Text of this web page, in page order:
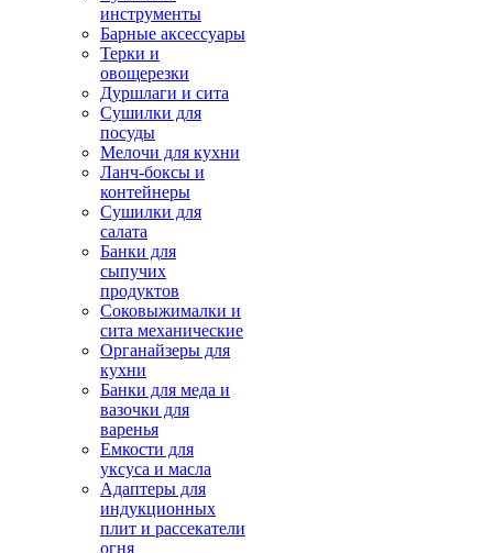
инструменты
Барные аксессуары
Терки и
овощерезки
Дуршлаги и сита
Сушилки для
посуды
Мелочи для кухни
Ланч-боксы и
контейнеры
Сушилки для
салата
Банки для
сыпучих
продуктов
Соковыжималки и
сита механические
Органайзеры для
кухни
Банки для меда и
вазочки для
варенья
Емкости для
уксуса и масла
Адаптеры для
индукционных
плит и рассекатели
огня